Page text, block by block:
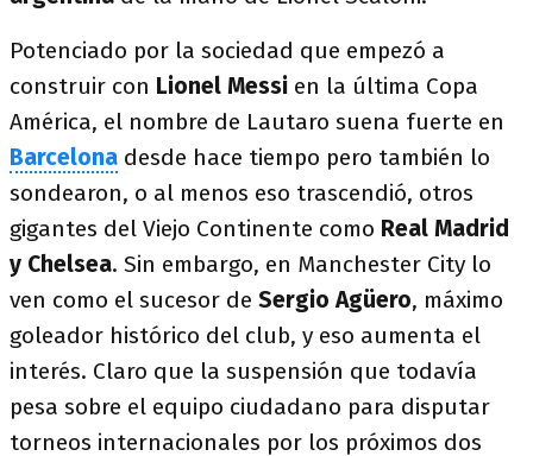
Potenciado por la sociedad que empezó a
construir con Lionel Messi en la última Copa
América, el nombre de Lautaro suena fuerte en
Barcelona desde hace tiempo pero también lo
sondearon, o al menos eso trascendió, otros
gigantes del Viejo Continente como Real Madrid
y Chelsea. Sin embargo, en Manchester City lo
ven como el sucesor de Sergio Agüero, máximo
goleador histórico del club, y eso aumenta el
interés. Claro que la suspensión que todavía
pesa sobre el equipo ciudadano para disputar
torneos internacionales por los próximos dos